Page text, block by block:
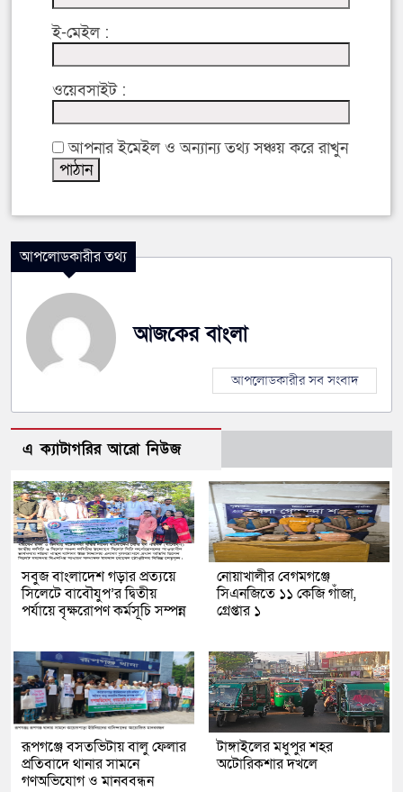
ই-মেইল :
ওয়েবসাইট :
আপনার ইমেইল ও অন্যান্য তথ্য সঞ্চয় করে রাখুন
আপলোডকারীর তথ্য
আজকের বাংলা
আপলোডকারীর সব সংবাদ
এ ক্যাটাগরির আরো নিউজ
সবুজ বাংলাদেশ গড়ার প্রত্যয়ে
সিলেটে বাবৌযুপ’র দ্বিতীয়
পর্যায়ে বৃক্ষরোপণ কর্মসূচি সম্পন্ন
নোয়াখালীর বেগমগঞ্জে
সিএনজিতে ১১ কেজি গাঁজা,
গ্রেপ্তার ১
রূপগঞ্জে বসতভিটায় বালু ফেলার
প্রতিবাদে থানার সামনে
গণঅভিযোগ ও মানববন্ধন
টাঙ্গাইলের মধুপুর শহর
অটোরিকশার দখলে